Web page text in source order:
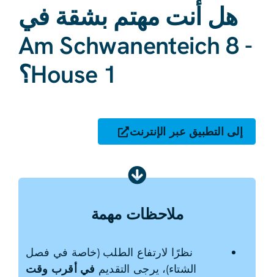
هل أنت مهتم بشقة في
Am Schwanenteich 8 -
House 1؟
إلى التطبيق عبر الإنترنت
ملاحظات مهمة
نظرًا لارتفاع الطلب (خاصة في فصل
الشتاء)، يرجى التقديم في أقرب وقت